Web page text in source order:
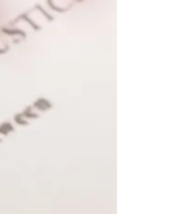
기
업무
개